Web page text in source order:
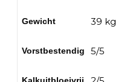
Gewicht 39 kg
Vorstbestendig 5/5